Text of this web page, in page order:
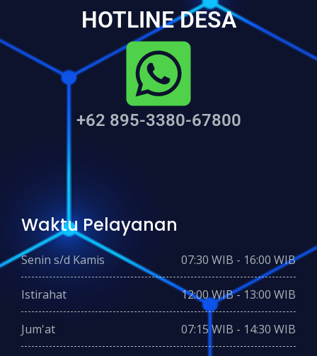
HOTLINE DESA
+62 895-3380-67800
Waktu Pelayanan
Senin s/d Kamis 07:30 WIB - 16:00 WIB
Istirahat 12:00 WIB - 13:00 WIB
Jum'at 07:15 WIB - 14:30 WIB